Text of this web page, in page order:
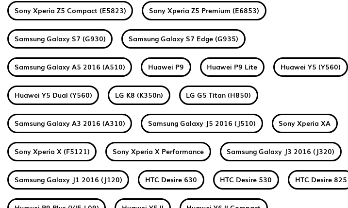
Sony Xperia Z5 Compact (E5823) Sony Xperia Z5 Premium (E6853)
Samsung Galaxy S7 (G930) Samsung Galaxy S7 Edge (G935)
Samsung Galaxy A5 2016 (A510) Huawei P9 Huawei P9 Lite Huawei Y5 (Y560)
Huawei Y5 Dual (Y560) LG K8 (K350n) LG G5 Titan (H850)
Samsung Galaxy A3 2016 (A310) Samsung Galaxy J5 2016 (J510) Sony Xperia XA
Sony Xperia X (F5121) Sony Xperia X Performance Samsung Galaxy J3 2016 (J320)
Samsung Galaxy J1 2016 (J120) HTC Desire 630 HTC Desire 530 HTC Desire 825